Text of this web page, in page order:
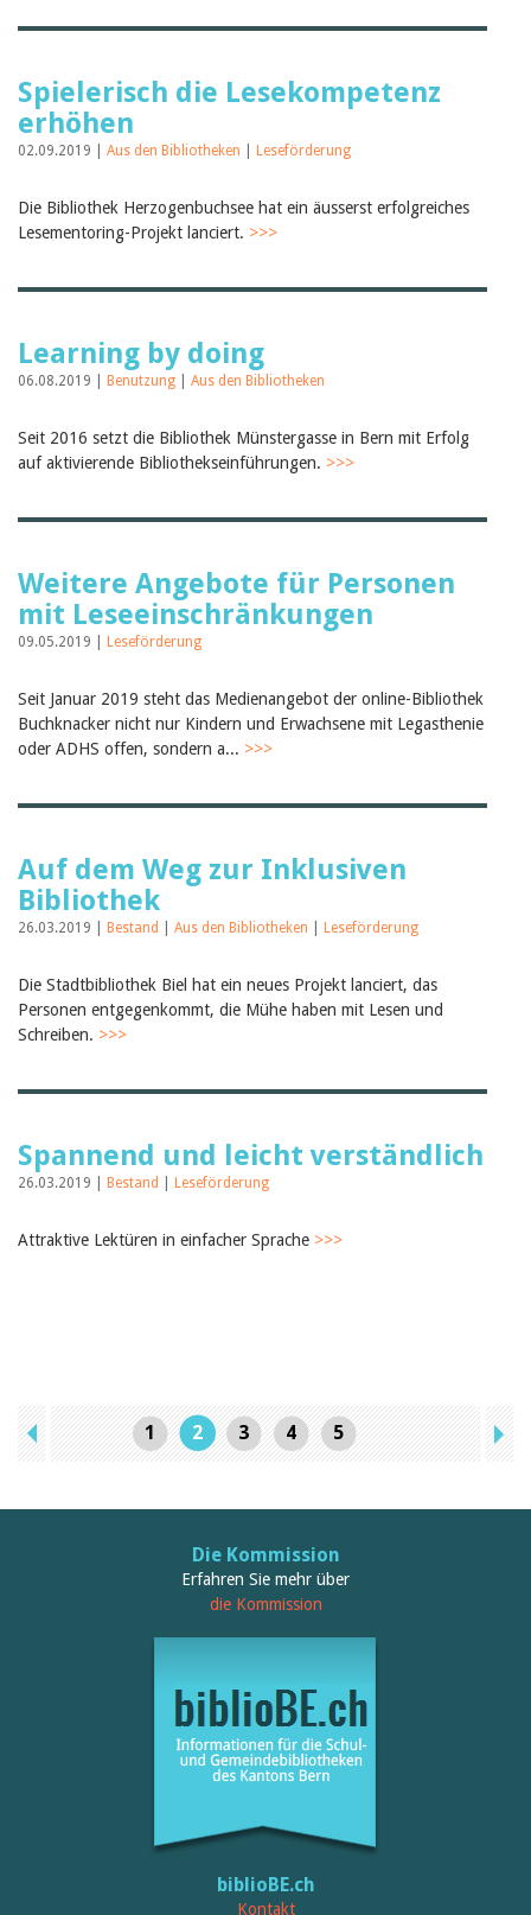
Spielerisch die Lesekompetenz
erhöhen
02.09.2019 | Aus den Bibliotheken Leseförderung
Die Bibliothek Herzogenbuchsee hat ein äusserst erfolgreiches
Lesementoring-Projekt lanciert. >>>
Learning by doing
06.08.2019 | Benutzung Aus den Bibliotheken
Seit 2016 setzt die Bibliothek Münstergasse in Bern mit Erfolg
auf aktivierende Bibliothekseinführungen. >>>
Weitere Angebote für Personen
mit Leseeinschränkungen
09.05.2019 | Leseförderung
Seit Januar 2019 steht das Medienangebot der online-Bibliothek
Buchknacker nicht nur Kindern und Erwachsene mit Legasthenie
oder ADHS offen, sondern a... >>>
Auf dem Weg zur Inklusiven
Bibliothek
26.03.2019 | Bestand Aus den Bibliotheken Leseförderung
Die Stadtbibliothek Biel hat ein neues Projekt lanciert, das
Personen entgegenkommt, die Mühe haben mit Lesen und
Schreiben. >>>
Spannend und leicht verständlich
26.03.2019 | Bestand Leseförderung
Attraktive Lektüren in einfacher Sprache >>>
1 2 3 4 5
Die Kommission
Erfahren Sie mehr über
die Kommission
biblioBE.ch
Kontakt